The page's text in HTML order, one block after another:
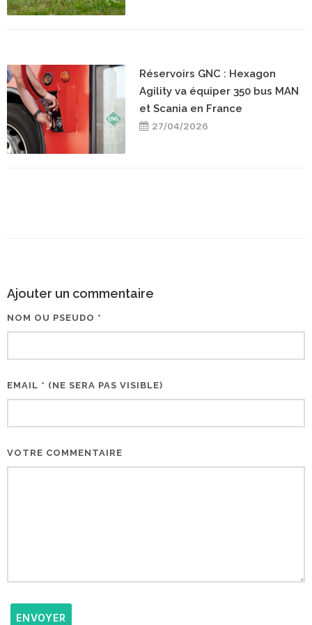
Réservoirs GNC : Hexagon
Agility va équiper 350 bus MAN
et Scania en France
27/04/2026
Ajouter un commentaire
NOM OU PSEUDO *
EMAIL * (NE SERA PAS VISIBLE)
VOTRE COMMENTAIRE
ENVOYER